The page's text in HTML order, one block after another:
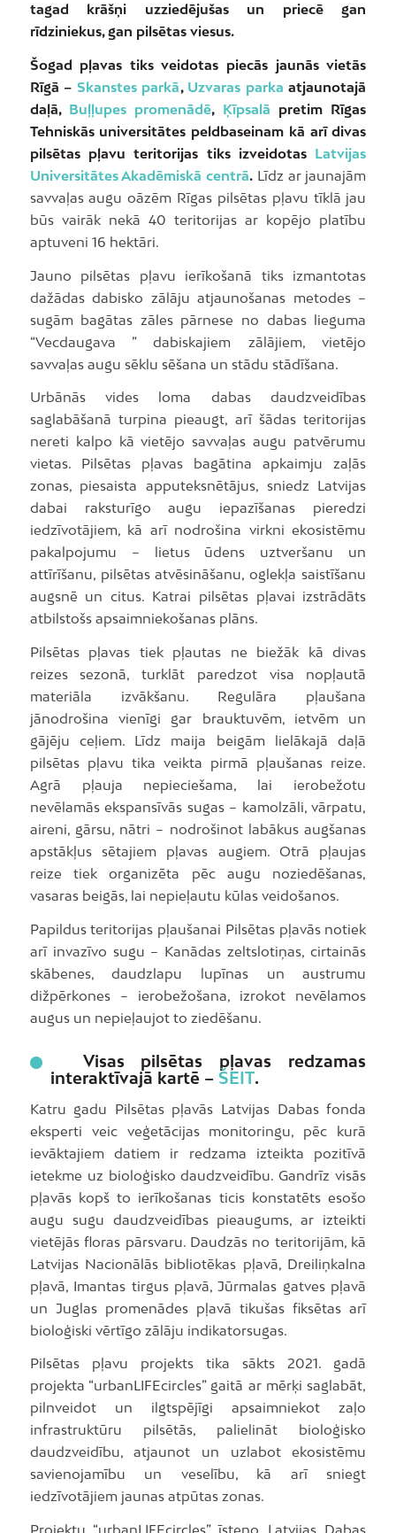
tagad krāšņi uzziedējušas un priecē gan
rīdziniekus, gan pilsētas viesus.
Šogad pļavas tiks veidotas piecās jaunās vietās
Rīgā – Skanstes parkā, Uzvaras parka atjaunotajā
daļā, Buļļupes promenādē, Ķīpsalā pretim Rīgas
Tehniskās universitātes peldbaseinam kā arī divas
pilsētas pļavu teritorijas tiks izveidotas Latvijas
Universitātes Akadēmiskā centrā. Līdz ar jaunajām
savvaļas augu oāzēm Rīgas pilsētas pļavu tīklā jau
būs vairāk nekā 40 teritorijas ar kopējo platību
aptuveni 16 hektāri.
Jauno pilsētas pļavu ierīkošanā tiks izmantotas
dažādas dabisko zālāju atjaunošanas metodes –
sugām bagātas zāles pārnese no dabas lieguma
“Vecdaugava ” dabiskajiem zālājiem, vietējo
savvaļas augu sēklu sēšana un stādu stādīšana.
Urbānās vides loma dabas daudzveidības
saglabāšanā turpina pieaugt, arī šādas teritorijas
nereti kalpo kā vietējo savvaļas augu patvērumu
vietas. Pilsētas pļavas bagātina apkaimju zaļās
zonas, piesaista apputeksnētājus, sniedz Latvijas
dabai raksturīgo augu iepazīšanas pieredzi
iedzīvotājiem, kā arī nodrošina virkni ekosistēmu
pakalpojumu – lietus ūdens uztveršanu un
attīrīšanu, pilsētas atvēsināšanu, oglekļa saistīšanu
augsnē un citus. Katrai pilsētas pļavai izstrādāts
atbilstošs apsaimniekošanas plāns.
Pilsētas pļavas tiek pļautas ne biežāk kā divas
reizes sezonā, turklāt paredzot visa nopļautā
materiāla izvākšanu. Regulāra pļaušana
jānodrošina vienīgi gar brauktuvēm, ietvēm un
gājēju ceļiem. Līdz maija beigām lielākajā daļā
pilsētas pļavu tika veikta pirmā pļaušanas reize.
Agrā pļauja nepieciešama, lai ierobežotu
nevēlamās ekspansīvās sugas – kamolzāli, vārpatu,
aireni, gārsu, nātri – nodrošinot labākus augšanas
apstākļus sētajiem pļavas augiem. Otrā pļaujas
reize tiek organizēta pēc augu noziedēšanas,
vasaras beigās, lai nepieļautu kūlas veidošanos.
Papildus teritorijas pļaušanai Pilsētas pļavās notiek
arī invazīvo sugu – Kanādas zeltslotiņas, cirtainās
skābenes, daudzlapu lupīnas un austrumu
dižpērkones – ierobežošana, izrokot nevēlamos
augus un nepieļaujot to ziedēšanu.
Visas pilsētas pļavas redzamas
interaktīvajā kartē – ŠEIT.
Katru gadu Pilsētas pļavās Latvijas Dabas fonda
eksperti veic veģetācijas monitoringu, pēc kurā
ievāktajiem datiem ir redzama izteikta pozitīvā
ietekme uz bioloģisko daudzveidību. Gandrīz visās
pļavās kopš to ierīkošanas ticis konstatēts esošo
augu sugu daudzveidības pieaugums, ar izteikti
vietējās floras pārsvaru. Daudzās no teritorijām, kā
Latvijas Nacionālās bibliotēkas pļavā, Dreiliņkalna
pļavā, Imantas tirgus pļavā, Jūrmalas gatves pļavā
un Juglas promenādes pļavā tikušas fiksētas arī
bioloģiski vērtīgo zālāju indikatorsugas.
Pilsētas pļavu projekts tika sākts 2021. gadā
projekta “urbanLIFEcircles” gaitā ar mērķi saglabāt,
pilnveidot un ilgtspējīgi apsaimniekot zaļo
infrastruktūru pilsētās, palielināt bioloģisko
daudzveidību, atjaunot un uzlabot ekosistēmu
savienojamību un veselību, kā arī sniegt
iedzīvotājiem jaunas atpūtas zonas.
Projektu “urbanLIFEcircles” īsteno Latvijas Dabas